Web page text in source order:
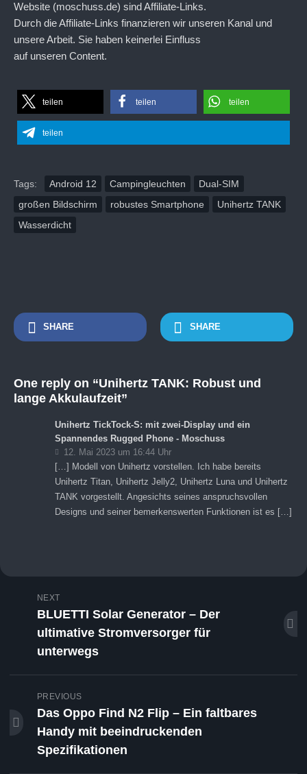
Website (moschuss.de) sind Affiliate-Links.
Durch die Affiliate-Links finanzieren wir unseren Kanal und
unsere Arbeit. Sie haben keinerlei Einfluss
auf unseren Content.
teilen teilen teilen
teilen
Tags: Android 12 Campingleuchten
Dual-SIM
großen Bildschirm
robustes Smartphone
Unihertz TANK
Wasserdicht
SHARE SHARE
One reply on “Unihertz TANK: Robust und
lange Akkulaufzeit”
Unihertz TickTock-S: mit zwei-Display und ein
Spannendes Rugged Phone - Moschuss
12. Mai 2023 um 16:44 Uhr
[…] Modell von Unihertz vorstellen. Ich habe bereits
Unihertz Titan, Unihertz Jelly2, Unihertz Luna und Unihertz
TANK vorgestellt. Angesichts seines anspruchsvollen
Designs und seiner bemerkenswerten Funktionen ist es […]
NEXT
BLUETTI Solar Generator – Der
ultimative Stromversorger für
unterwegs
PREVIOUS
Das Oppo Find N2 Flip – Ein faltbares
Handy mit beeindruckenden
Spezifikationen